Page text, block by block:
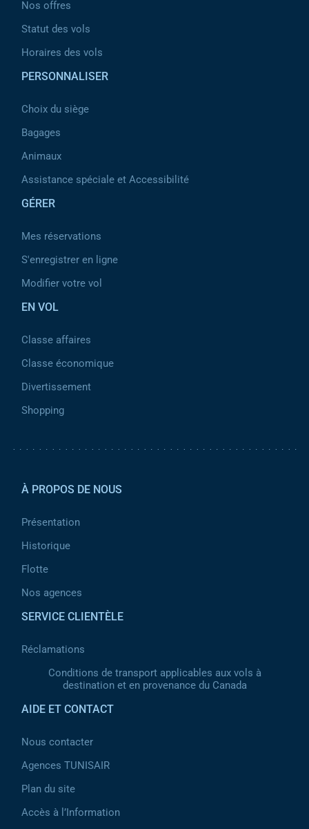
Nos offres
Statut des vols
Horaires des vols
PERSONNALISER
Choix du siège
Bagages
Animaux
Assistance spéciale et Accessibilité
GÉRER
Mes réservations
S'enregistrer en ligne
Modifier votre vol
EN VOL
Classe affaires
Classe économique
Divertissement
Shopping
À PROPOS DE NOUS
Présentation
Historique
Flotte
Nos agences
SERVICE CLIENTÈLE
Réclamations
Conditions de transport applicables aux vols à
destination et en provenance du Canada
AIDE ET CONTACT
Nous contacter
Agences TUNISAIR
Plan du site
Accès à l’Information